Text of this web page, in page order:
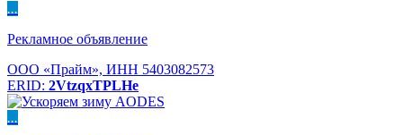
...
Рекламное объявление
ООО «Прайм», ИНН 5403082573
ERID: 2VtzqxTPLHe
...